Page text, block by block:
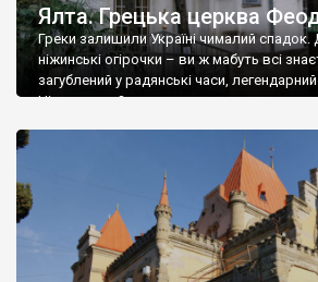
Ялта. Грецька церква
Греки залишили Україні чималий спадок.
ніжинські огірочки – ви ж мабуть всі
загублений у радянські часи,
Ніжин греки?